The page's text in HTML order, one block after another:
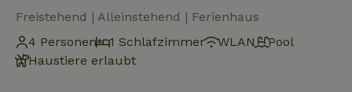
Freistehend | Alleinstehend | Ferienhaus
4 Personen
1 Schlafzimmer WLAN
Pool
Haustiere erlaubt